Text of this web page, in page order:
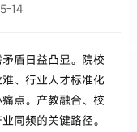
14
盾日益凸显。院校
、行业人才标准化
点。产教融合、校
同频的关键路径。